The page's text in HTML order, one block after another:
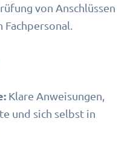
von Anschlüssen
Fachpersonal.
Klare Anweisungen,
und sich selbst in